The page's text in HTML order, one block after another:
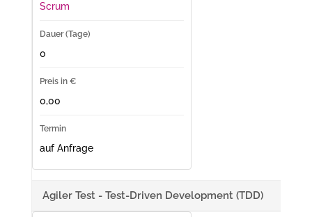
Scrum
0
0,00
auf Anfrage
Agiler Test - Test-Driven Development (TDD)